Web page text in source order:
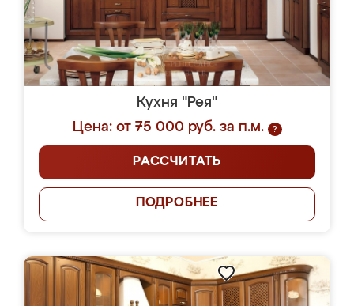
Кухня "Рея"
Цена: от 75 000 руб. за п.м.
?
РАССЧИТАТЬ
ПОДРОБНЕЕ